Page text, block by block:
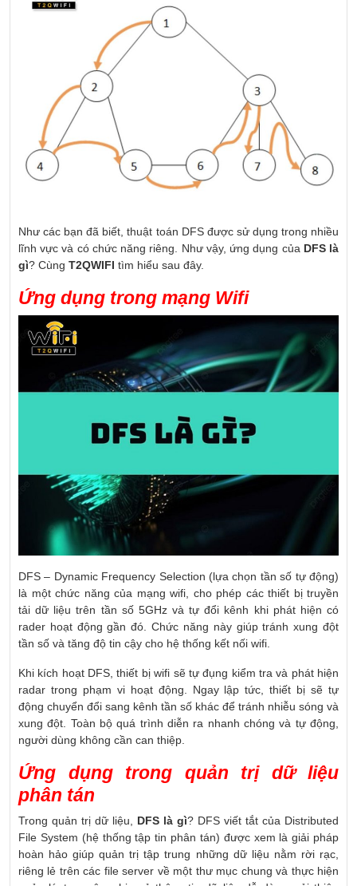
Như các bạn đã biết, thuật toán DFS được sử dụng trong nhiều
lĩnh vực và có chức năng riêng. Như vậy, ứng dụng của DFS là
gì? Cùng T2QWIFI tìm hiểu sau đây.
Ứng dụng trong mạng Wifi
DFS – Dynamic Frequency Selection (lựa chọn tần số tự động)
là một chức năng của mạng wifi, cho phép các thiết bị truyền
tải dữ liệu trên tần số 5GHz và tự đổi kênh khi phát hiện có
rader hoạt động gần đó. Chức năng này giúp tránh xung đột
tần số và tăng độ tin cậy cho hệ thống kết nối wifi.
Khi kích hoạt DFS, thiết bị wifi sẽ tự đụng kiểm tra và phát hiện
radar trong phạm vi hoạt động. Ngay lập tức, thiết bị sẽ tự
động chuyển đổi sang kênh tần số khác để tránh nhiễu sóng và
xung đột. Toàn bộ quá trình diễn ra nhanh chóng và tự động,
người dùng không cần can thiệp.
Ứng dụng trong quản trị dữ liệu
phân tán
Trong quản trị dữ liệu, DFS là gì? DFS viết tắt của Distributed
File System (hệ thống tập tin phân tán) được xem là giải pháp
hoàn hảo giúp quản trị tập trung những dữ liệu nằm rời rạc,
riêng lẻ trên các file server về một thư mục chung và thực hiện